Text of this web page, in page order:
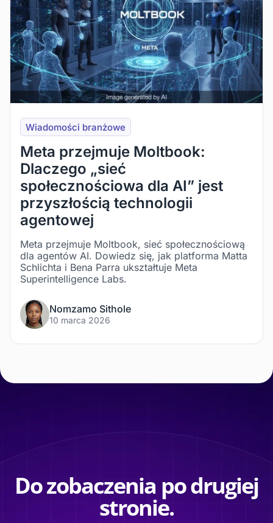
Wiadomości branżowe
Meta przejmuje Moltbook:
Dlaczego „sieć
społecznościowa dla AI” jest
przyszłością technologii
agentowej
Meta przejmuje Moltbook, sieć społecznościową
dla agentów AI. Dowiedz się, jak platforma Matta
Schlichta i Bena Parra ukształtuje Meta
Superintelligence Labs.
Nomzamo Sithole
10 marca 2026
Do zobaczenia po drugiej
stronie.